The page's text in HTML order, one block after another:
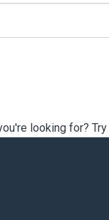
looking for?